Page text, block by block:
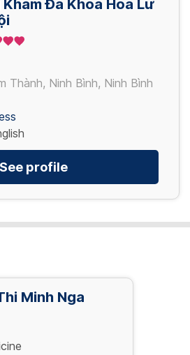
lưỡi
Khám Đa Khoa Hoa Lư
Thành, Ninh Bình, Ninh Bình
See profile
Minh Nga